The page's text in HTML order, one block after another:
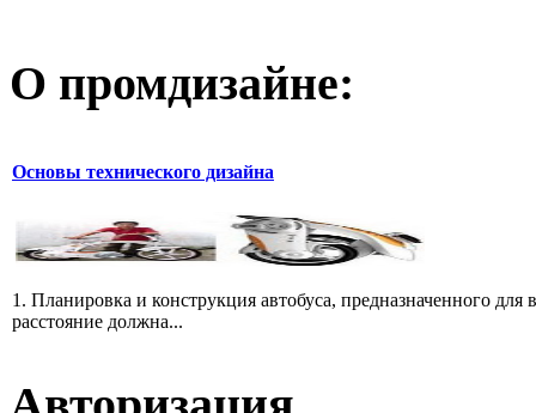
О промдизайне:
Основы технического дизайна
1. Планировка и конструкция автобуса, предназначенного для
расстояние должна...